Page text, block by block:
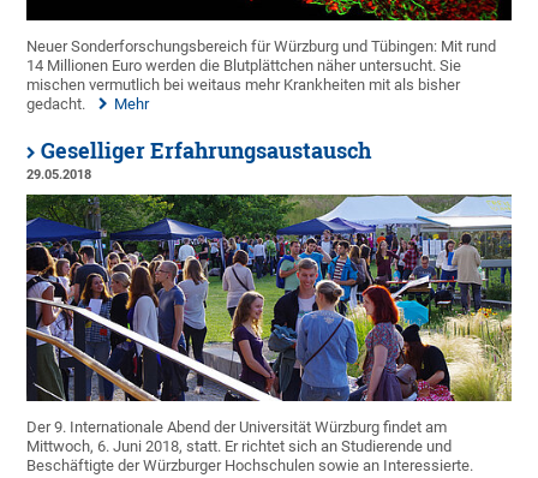
Neuer Sonderforschungsbereich für Würzburg und Tübingen: Mit rund
14 Millionen Euro werden die Blutplättchen näher untersucht. Sie
mischen vermutlich bei weitaus mehr Krankheiten mit als bisher
gedacht.
Mehr
Geselliger Erfahrungsaustausch
29.05.2018
Der 9. Internationale Abend der Universität Würzburg findet am
Mittwoch, 6. Juni 2018, statt. Er richtet sich an Studierende und
Beschäftigte der Würzburger Hochschulen sowie an Interessierte.